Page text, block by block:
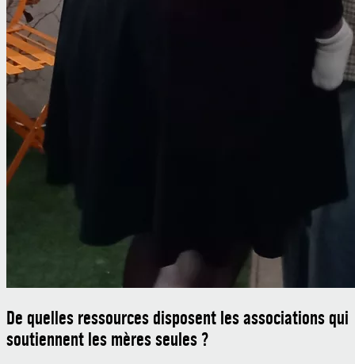
De quelles ressources disposent les associations qui
soutiennent les mères seules ?